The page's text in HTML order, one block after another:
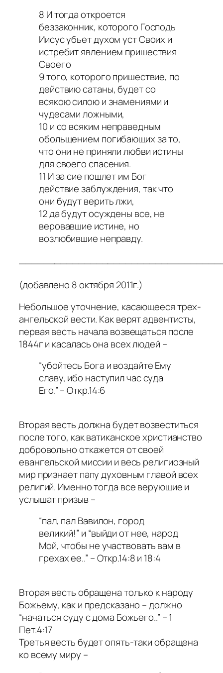
8 И тогда откроется
беззаконник, которого Господь
Иисус убьет духом уст Своих и
истребит явлением пришествия
Своего
9 того, которого пришествие, по
действию сатаны, будет со
всякою силою и знамениями и
чудесами ложными,
10 и со всяким неправедным
обольщением погибающих за то,
что они не приняли любви истины
для своего спасения.
11 И за сие пошлет им Бог
действие заблуждения, так что
они будут верить лжи,
12 да будут осуждены все, не
веровавшие истине, но
возлюбившие неправду.
(добавлено 8 октября 2011г.)
Небольшое уточнение, касающееся трех-
ангельской вести. Как верят адвентисты,
первая весть начала возвещаться после
1844г и касалась она всех людей –
“убойтесь Бога и воздайте Ему
славу, ибо наступил час суда
Его.” – Откр.14:6
Вторая весть должна будет возвеститься
после того, как ватиканское христианство
добровольно откажется от своей
евангельской миссии и весь религиозный
мир признает папу духовным главой всех
религий. Именно тогда все верующие и
услышат призыв –
“пал, пал Вавилон, город
великий!” и “выйди от нее, народ
Мой, чтобы не участвовать вам в
грехах ее..” – Откр.14:8 и 18:4
Вторая весть обращена только к народу
Божьему, как и предсказано – должно
“начаться суду с дома Божьего..” – 1
Пет.4:17
Третья весть будет опять-таки обращена
ко всему миру –